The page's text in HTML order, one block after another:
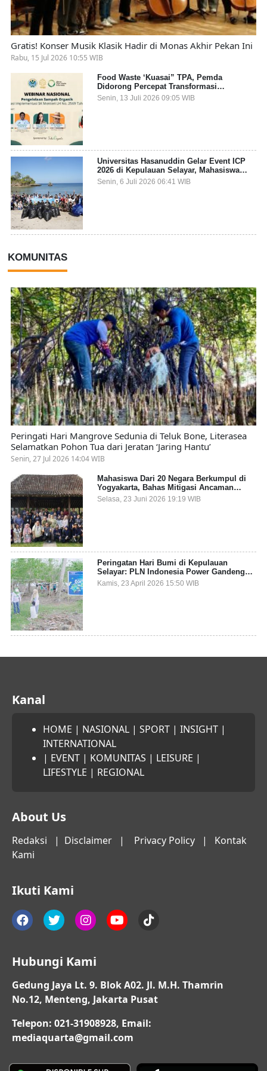
Gratis! Konser Musik Klasik Hadir di Monas Akhir Pekan Ini
Rabu, 15 Jul 2026 10:55 WIB
Food Waste ‘Kuasai” TPA, Pemda
Didorong Percepat Transformasi
Pengelolaan Sampah Organik dari Sumber
Senin, 13 Juli 2026 09:05 WIB
Universitas Hasanuddin Gelar Event ICP
2026 di Kepulauan Selayar, Mahasiswa
dari 27 Negara Jadi Partisipan
Senin, 6 Juli 2026 06:41 WIB
KOMUNITAS
Peringati Hari Mangrove Sedunia di Teluk Bone, Literasea
Selamatkan Pohon Tua dari Jeratan ‘Jaring Hantu’
Senin, 27 Jul 2026 14:04 WIB
Mahasiswa Dari 20 Negara Berkumpul di
Yogyakarta, Bahas Mitigasi Ancaman
Kesehatan Global
Selasa, 23 Juni 2026 19:19 WIB
Peringatan Hari Bumi di Kepulauan
Selayar: PLN Indonesia Power Gandeng
Pemda dan Komunitas, Giatkan Restorasi
Mangrove
Kamis, 23 April 2026 15:50 WIB
Kanal
HOME | NASIONAL | SPORT | INSIGHT |
INTERNATIONAL
| EVENT | KOMUNITAS | LEISURE |
LIFESTYLE | REGIONAL
About Us
Redaksi | Disclaimer | Privacy Policy | Kontak
Kami
Ikuti Kami
Hubungi Kami
Gedung Jaya Lt. 9. Blok A02. Jl. M.H. Thamrin
No.12, Menteng, Jakarta Pusat
Telepon: 021-31908928, Email:
mediaquarta@gmail.com